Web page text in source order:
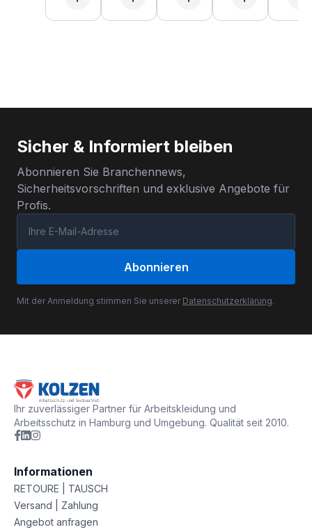
Sicher & Informiert bleiben
Abonnieren Sie Branchennews,
Sicherheitsvorschriften und exklusive Angebote für
Profis.
Abonnieren
Mit der Anmeldung stimmen Sie unserer Datenschutzerklärung.
Ihr zuverlässiger Partner für Arbeitskleidung und
Arbeitsschutz in Hamburg und Umgebung. Qualität seit 2010.
Informationen
RETOURE | TAUSCH
Versand | Zahlung
Angebot anfragen